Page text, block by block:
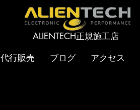
ALIENTECH正規施工店
代行販売 ブログ アクセス